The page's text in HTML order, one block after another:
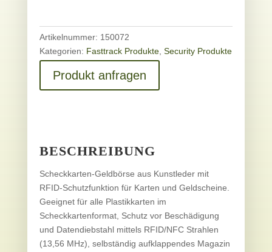
Artikelnummer: 150072
Kategorien: Fasttrack Produkte, Security Produkte
Produkt anfragen
BESCHREIBUNG
Scheckkarten-Geldbörse aus Kunstleder mit
RFID-Schutzfunktion für Karten und Geldscheine.
Geeignet für alle Plastikkarten im
Scheckkartenformat, Schutz vor Beschädigung
und Datendiebstahl mittels RFID/NFC Strahlen
(13,56 MHz), selbständig aufklappendes Magazin